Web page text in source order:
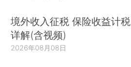
境外收入征税 保险收益计税
详解(含视频)
2026年08月08日